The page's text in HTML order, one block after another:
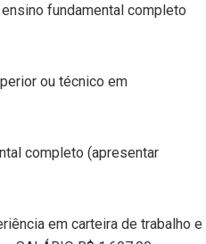
fundamental completo
ou técnico em
completo (apresentar
em carteira de trabalho e